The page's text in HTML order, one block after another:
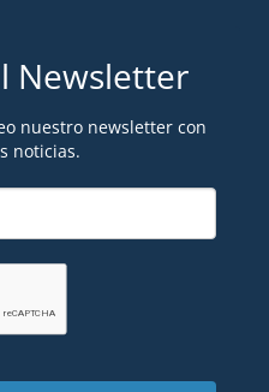
Newsletter
nuestro newsletter con
noticias.